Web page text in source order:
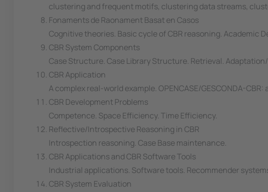
clustering and frequent motifs, clustering data streams,
Fonaments de Raonament Basat en Casos
Cognitive theories. Basic cycle of CBR reasoning. Academic
CBR System Components
Case Structure. Case Library Structure. Retrieval.
CBR Application
A complex real-world example. OPENCASE/GESCONDA-
CBR Development Problems
Competence. Space Efficiency. Time Efficiency.
Reflective/Introspective Reasoning in CBR
Introspection reasoning. Case Base maintenance.
CBR Applications and CBR Software Tools
Industrial applications. Software tools. Recommender
CBR System Evaluation